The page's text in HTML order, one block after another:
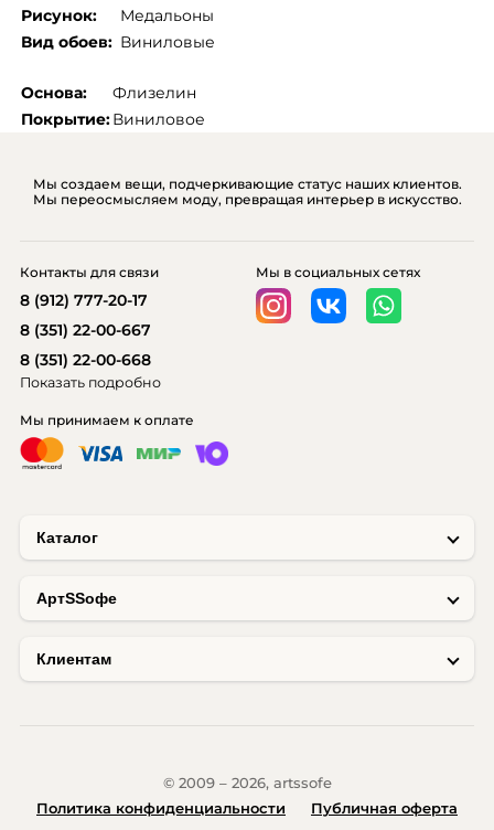
Рисунок:
Медальоны
Вид обоев: Виниловые
Основа:
Флизелин
Покрытие:Виниловое
Мы создаем вещи, подчеркивающие статус наших клиентов.
Мы переосмысляем моду, превращая интерьер в искусство.
Каталог
AртSSофе
Клиентам
Мы принимаем к оплате
Мы в социальных сетях
Контакты для связи
8 (912) 777-20-17
8 (351) 22-00-667
8 (351) 22-00-668
Показать подробно
© 2009 – 2026, artssofe
Политика конфиденциальности
Публичная оферта